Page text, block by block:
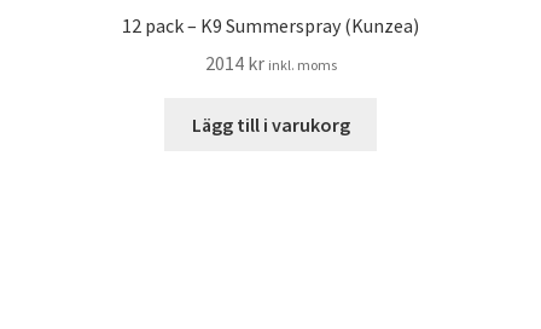
12 pack – K9 Summerspray (Kunzea)
2014 kr inkl. moms
Lägg till i varukorg